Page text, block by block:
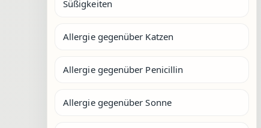
Süßigkeiten
Allergie gegenüber Katzen
Allergie gegenüber Penicillin
Allergie gegenüber Sonne